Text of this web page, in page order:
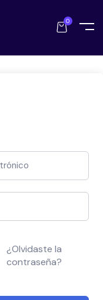
0
¿Olvidaste la
contraseña?